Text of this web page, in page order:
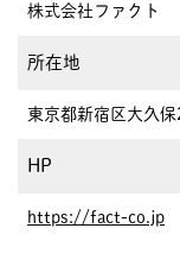
株式会社ファクト
所在地
東京都新宿区大久
HP
https://fact-co.jp